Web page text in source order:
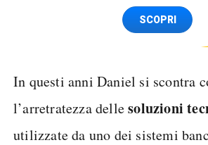
Spedizione SIM GRATISSCOPRI
In questi anni Daniel si scontra
l’arretratezza dellesoluzioni
utilizzate da uno dei sistemi